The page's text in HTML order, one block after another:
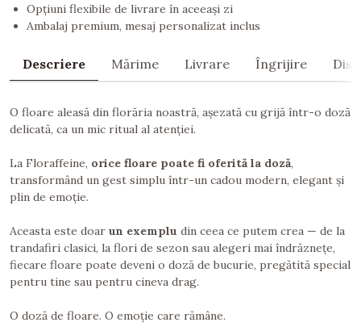
Opțiuni flexibile de livrare în aceeași zi
Ambalaj premium, mesaj personalizat inclus
Descriere Mărime Livrare Îngrijire
O floare aleasă din florăria noastră, așezată cu grijă într-o doză
delicată, ca un mic ritual al atenției.
La Floraffeine, orice floare poate fi oferită la doză,
transformând un gest simplu într-un cadou modern, elegant și
plin de emoție.
Aceasta este doar un exemplu din ceea ce putem crea — de la
trandafiri clasici, la flori de sezon sau alegeri mai îndrăznețe,
fiecare floare poate deveni o doză de bucurie, pregătită special
pentru tine sau pentru cineva drag.
O doză de floare. O emoție care rămâne.